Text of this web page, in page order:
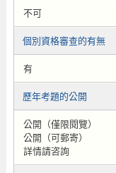
不可
個別資格審查的有無
有
歷年考題的公開
公開（僅限閱覽）
公開（可郵寄）
詳情請咨詢